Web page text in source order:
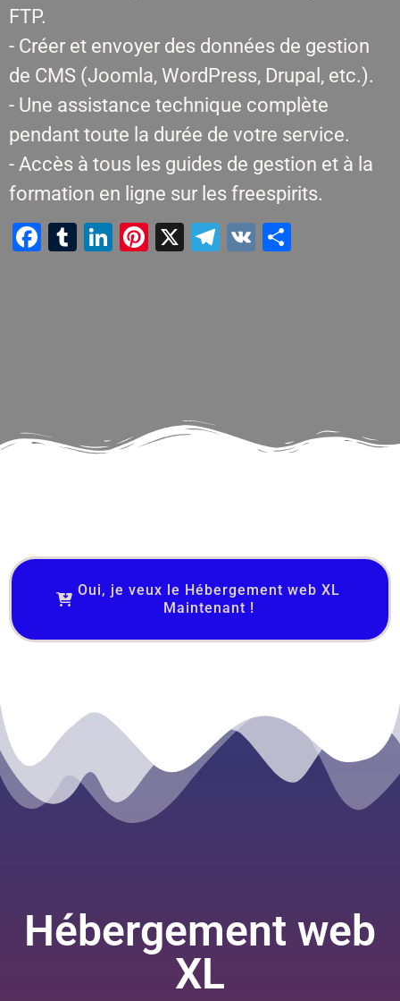
FTP.
- Créer et envoyer des données de gestion
de CMS (Joomla, WordPress, Drupal, etc.).
- Une assistance technique complète
pendant toute la durée de votre service.
- Accès à tous les guides de gestion et à la
formation en ligne sur les freespirits.
Facebook
Tumblr
LinkedIn
Pinterest
X Telegram
VK
Oui, je veux le Hébergement web XL
Maintenant !
Hébergement web
XL